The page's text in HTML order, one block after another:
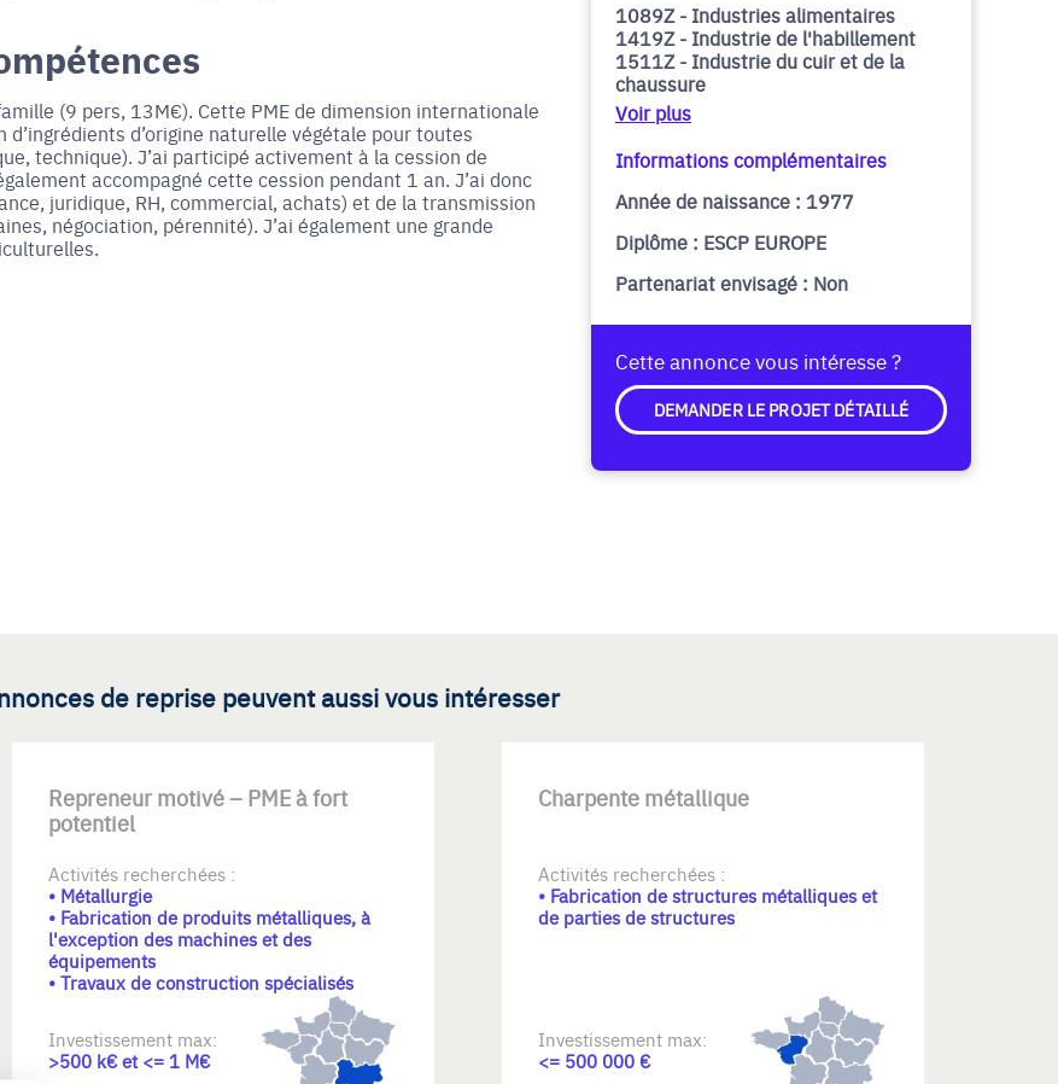
(9 pers, 13M€). Cette PME de dimension internationale
d’origine naturelle végétale pour toutes
technique). J’ai participé activement à la cession de
accompagné cette cession pendant 1 an. J’ai donc
juridique, RH, commercial, achats) et de la transmission
négociation, pérennité). J’ai également une grande
1089Z - Industries alimentaires
1419Z - Industrie de l'habillement
1511Z - Industrie du cuir et de la
chaussure
Voir plus
Informations complémentaires
Année de naissance : 1977
Diplôme : ESCP EUROPE
Partenariat envisagé : Non
Cette annonce vous intéresse ?
DEMANDER LE PROJET DÉTAILLÉ
de reprise peuvent aussi vous intéresser
Repreneur motivé – PME à fort
potentiel
Activités recherchées :
• Métallurgie
• Fabrication de produits métalliques, à
l'exception des machines et des
équipements
• Travaux de construction spécialisés
Investissement max:
>500 k€ et <= 1 M€
Charpente métallique
Activités recherchées :
• Fabrication de structures métalliques et
de parties de structures
Investissement max:
<= 500 000 €